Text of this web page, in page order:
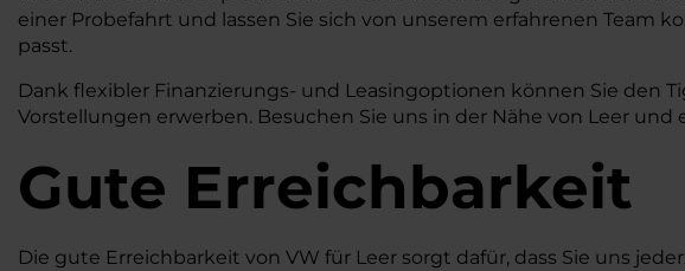
einer Probefahrt und lassen Sie sich von unserem erfahrenen Team
passt.
Dank flexibler Finanzierungs- und Leasingoptionen können Sie den
Vorstellungen erwerben. Besuchen Sie uns in der Nähe von Leer
Gute Erreichbarkeit
Die gute Erreichbarkeit von VW für Leer sorgt dafür, dass Sie uns